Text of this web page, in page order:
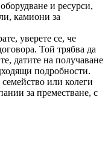
и ресурси,
камиони за
уверете се, че
Той трябва да
датите на получаване
подробности.
или колеги
за преместване, с